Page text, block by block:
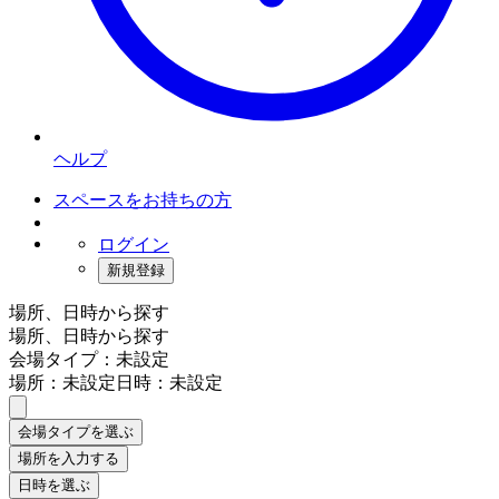
ヘルプ
スペースをお持ちの方
ログイン
新規登録
場所、日時から探す
場所、日時から探す
会場タイプ：未設定
場所：未設定日時：未設定
会場タイプを選ぶ
場所を入力する
日時を選ぶ